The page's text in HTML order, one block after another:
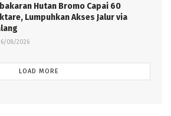
Hutan Bromo Capai 60
Lumpuhkan Akses Jalur via
08/2026
LOAD MORE